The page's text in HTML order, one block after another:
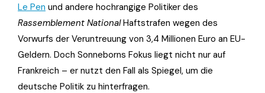
Le Pen und andere hochrangige Politiker des
Rassemblement NationalHaftstrafen wegen des
Vorwurfs der Veruntreuung von 3,4 Millionen Euro an EU-
Geldern. Doch Sonneborns Fokus liegt nicht nur auf
Frankreich – er nutzt den Fall als Spiegel, um die
deutsche Politik zu hinterfragen.